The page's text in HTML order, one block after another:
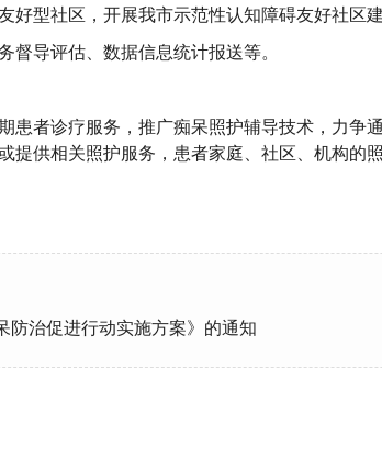
型社区，开展我市示范性认知障碍友好社区建
督导评估、数据信息统计报送等。
者诊疗服务，推广痴呆照护辅导技术，力争
供相关照护服务，患者家庭、社区、机构的
防治促进行动实施方案》的通知